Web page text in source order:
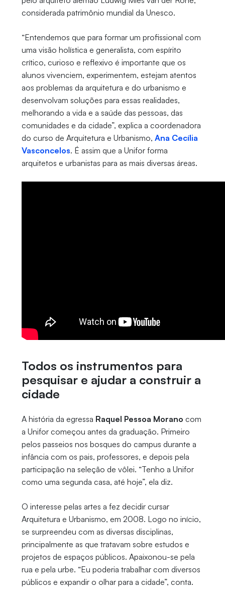
considerada patrimônio mundial da Unesco.
“Entendemos que para formar um profissional com
uma visão holística e generalista, com espírito
crítico, curioso e reflexivo é importante que os
alunos vivenciem, experimentem, estejam atentos
aos problemas da arquitetura e do urbanismo e
desenvolvam soluções para essas realidades,
melhorando a vida e a saúde das pessoas, das
comunidades e da cidade”, explica a coordenadora
do curso de Arquitetura e Urbanismo, Ana Cecília
Vasconcelos. É assim que a Unifor forma
arquitetos e urbanistas para as mais diversas áreas.
Todos os instrumentos para
pesquisar e ajudar a construir a
cidade
A história da egressa Raquel Pessoa Morano com
a Unifor começou antes da graduação. Primeiro
pelos passeios nos bosques do campus durante a
infância com os pais, professores, e depois pela
participação na seleção de vôlei. “Tenho a Unifor
como uma segunda casa, até hoje”, ela diz.
O interesse pelas artes a fez decidir cursar
Arquitetura e Urbanismo, em 2008. Logo no início,
se surpreendeu com as diversas disciplinas,
principalmente as que tratavam sobre estudos e
projetos de espaços públicos. Apaixonou-se pela
rua e pela urbe. “Eu poderia trabalhar com diversos
públicos e expandir o olhar para a cidade”, conta.